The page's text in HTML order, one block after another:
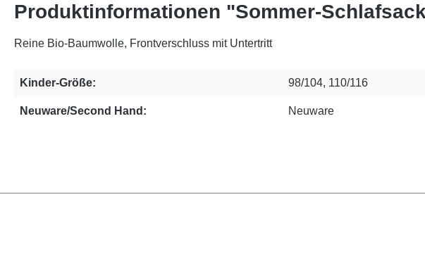
Produktinformationen "Sommer-
Reine Bio-Baumwolle, Frontverschluss mit Untertritt
Kinder-Größe: 98/104, 110/116
Neuware/Second Hand: Neuware